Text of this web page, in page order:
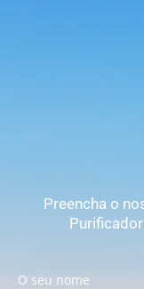
Preencha o
O seu nome